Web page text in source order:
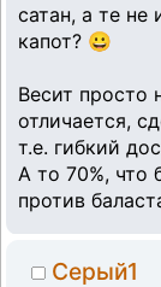
сатан, а те не
капот? 😀
Весит просто
отличается,
т.е. гибкий
А то 70%, что
против
Серый1